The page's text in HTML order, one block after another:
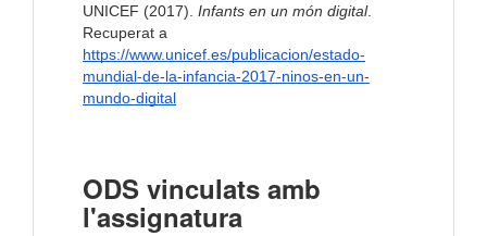
UNICEF (2017). Infants en un món digital.
Recuperat a
https://www.unicef.es/publicacion/estado-
mundial-de-la-infancia-2017-ninos-en-un-
mundo-digital
ODS vinculats amb
l'assignatura